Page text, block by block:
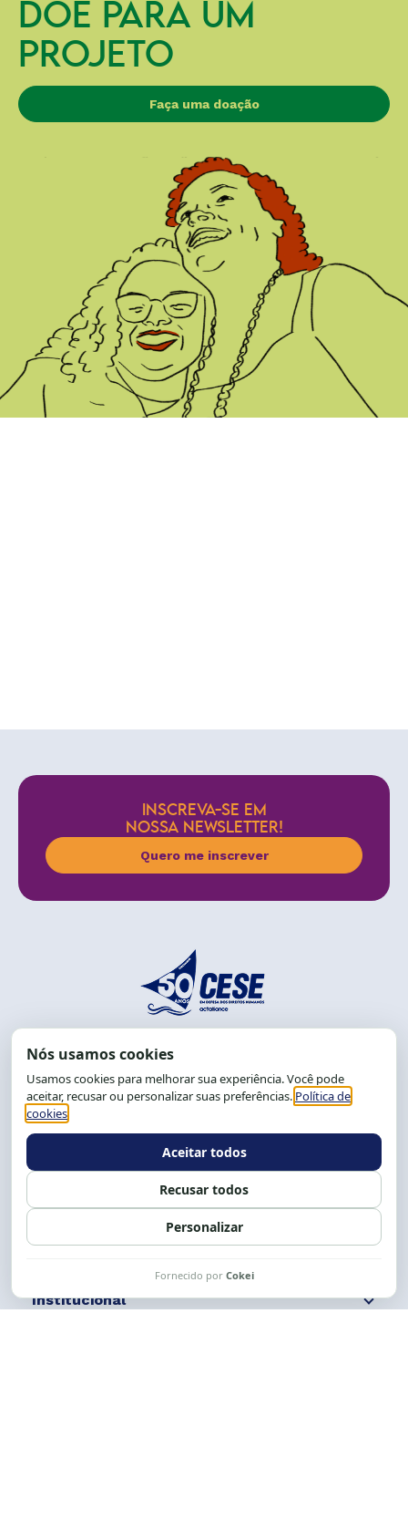
DOE PARA UM
PROJETO
Faça uma doação
INSCREVA-SE EM
NOSSA NEWSLETTER!
Quero me inscrever
End.: R. da Graça, 150. Graça
CEP: 40.150-055
Salvador-BA, Brasil.
Tel.: (71) 2104-5457, Cel.: (71) 9 9239-2104 ou 2105
Expediente: 8h às 12h e 13 às 17h.
Siga nossas redes Fale conosco
Institucional